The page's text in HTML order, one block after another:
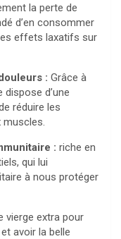
la perte de
d’en consommer
effets laxatifs sur
: Grâce à
dispose d’une
réduire les
muscles.
: riche en
qui lui
à nous protéger
vierge extra pour
avoir la belle